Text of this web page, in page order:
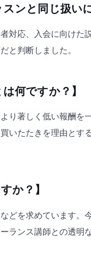
ンと同じ扱い
対応、入会に向けた
と判断しました。
何ですか？】
り著しく低い報酬を
いたたきを理由とす
か？】
どを求めています。
ランス講師との透明